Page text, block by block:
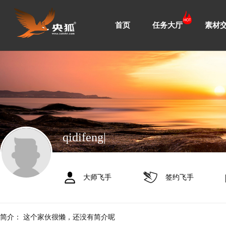
首页 任务大厅 素材
qidifeng|
大师飞手 签约飞手
简介： 这个家伙很懒，还没有简介呢